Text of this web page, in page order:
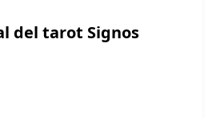
del tarot Signos